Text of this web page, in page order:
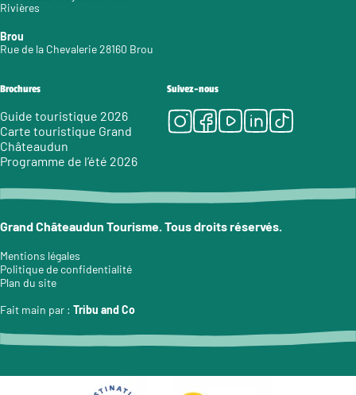
Rivières
Brou
Rue de la Chevalerie 28160 Brou
Brochures
Guide touristique 2026
Carte touristique Grand
Châteaudun
Programme de l’été 2026
Suivez-nous
Instagram
Facebook
Youtube
LinkedIn
Tiktok
Grand Châteaudun Tourisme. Tous droits réservés.
Mentions légales
Politique de confidentialité
Plan du site
Fait main par : Tribu and Co